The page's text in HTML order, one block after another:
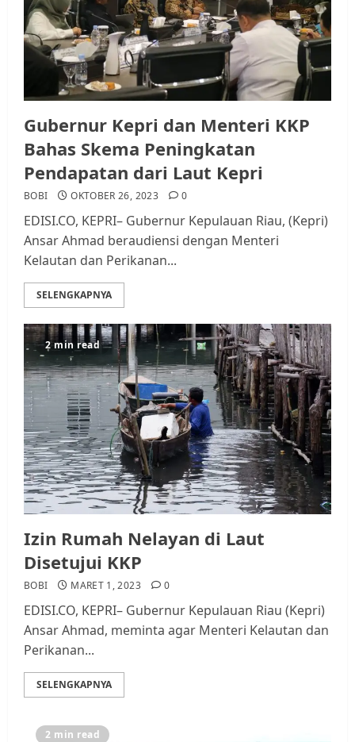
Gubernur Kepri dan Menteri KKP
Bahas Skema Peningkatan
Pendapatan dari Laut Kepri
BOBI OKTOBER 26, 2023 0
EDISI.CO, KEPRI– Gubernur Kepulauan Riau, (Kepri)
Ansar Ahmad beraudiensi dengan Menteri
Kelautan dan Perikanan...
SELENGKAPNYA
2 min read
Izin Rumah Nelayan di Laut
Disetujui KKP
BOBI MARET 1, 2023 0
EDISI.CO, KEPRI– Gubernur Kepulauan Riau (Kepri)
Ansar Ahmad, meminta agar Menteri Kelautan dan
Perikanan...
SELENGKAPNYA
2 min read